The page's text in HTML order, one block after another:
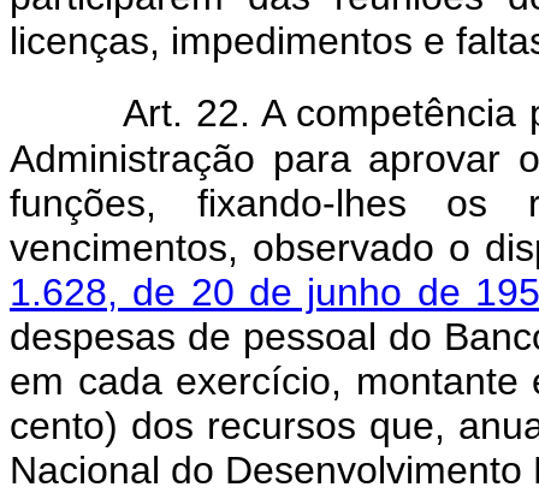
licenças, impedimentos e
Art. 22. A competência
Administração para aprovar
funções, fixando-lhes os
vencimentos, observado o
1.628, de 20 de junho de
despesas de pessoal do
em cada exercício,
cento) dos recursos que,
Nacional do Desenvolvimento